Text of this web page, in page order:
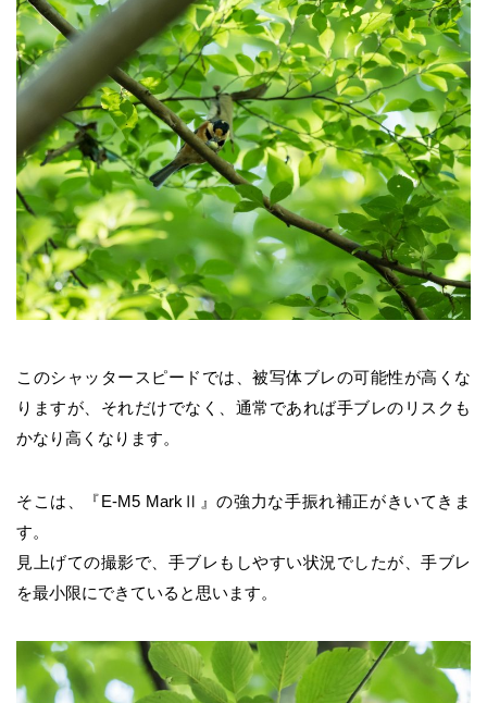
このシャッタースピードでは、被写体ブレの可能性が高くな
りますが、それだけでなく、通常であれば手ブレのリスクも
かなり高くなります。
そこは、『E-M5 MarkⅡ』の強力な手振れ補正がきいてきま
す。
見上げての撮影で、手ブレもしやすい状況でしたが、手ブレ
を最小限にできていると思います。